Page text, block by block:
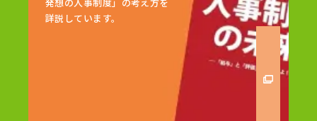
詳説しています。